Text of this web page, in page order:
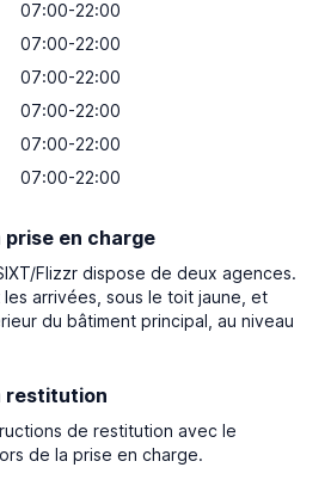
07:00-22:00
07:00-22:00
07:00-22:00
07:00-22:00
07:00-22:00
07:00-22:00
en charge
Flizzr dispose de deux agences.
arrivées, sous le toit jaune, et
du bâtiment principal, au niveau
restitution
de restitution avec le
de la prise en charge.